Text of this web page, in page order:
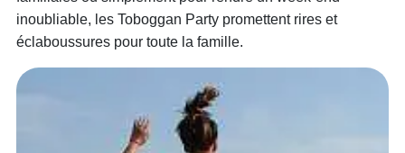
inoubliable, les Toboggan Party promettent rires et
éclaboussures pour toute la famille.